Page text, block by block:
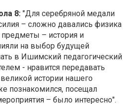
8: "Для серебряной медали
– сложно давались физика
– история и
на выбор будущей
в Ишимский педагогический
- нравится передавать
истории нашего
познакомился, посещал
– было интересно".